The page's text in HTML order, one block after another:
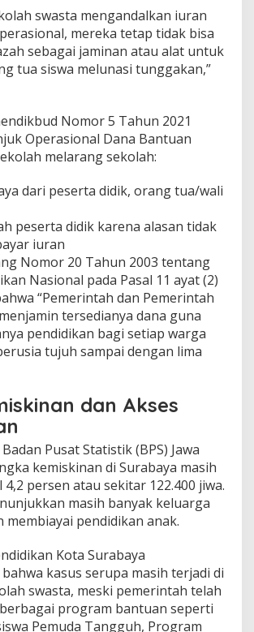
swasta mengandalkan iuran
mereka tetap tidak bisa
sebagai jaminan atau alat untuk
tua siswa melunasi tunggakan,”
Nomor 5 Tahun 2021
Operasional Dana Bantuan
melarang sekolah:
dari peserta didik, orang tua/wali
peserta didik karena alasan tidak
iuran
Nomor 20 Tahun 2003 tentang
Nasional pada Pasal 11 ayat (2)
“Pemerintah dan Pemerintah
tersedianya dana guna
pendidikan bagi setiap warga
tujuh sampai dengan lima
dan Akses
Pusat Statistik (BPS) Jawa
kemiskinan di Surabaya masih
4,2 persen atau sekitar 122.400 jiwa.
masih banyak keluarga
membiayai pendidikan anak.
Kota Surabaya
kasus serupa masih terjadi di
swasta, meski pemerintah telah
program bantuan seperti
Pemuda Tangguh, Program